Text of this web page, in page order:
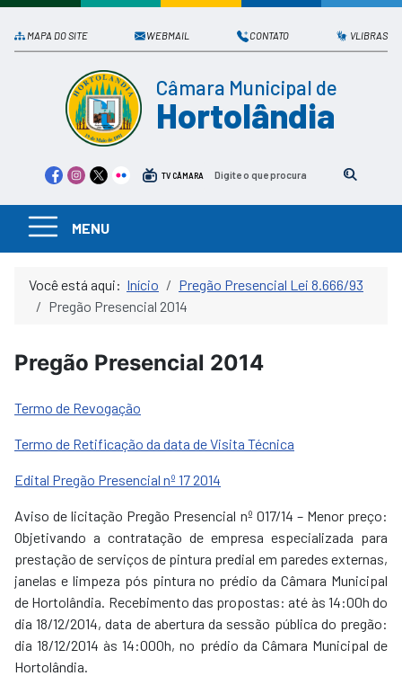
MAPA DO SITE WEBMAIL CONTATO VLIBRAS
Câmara Municipal de
Hortolândia
TV CÂMARA
MENU
Você está aqui: Início
Pregão Presencial Lei 8.666/93
Pregão Presencial 2014
Pregão Presencial 2014
Termo de Revogação
Termo de Retificação da data de Visita Técnica
Edital Pregão Presencial nº 17 2014
Aviso de licitação Pregão Presencial nº 017/14 – Menor preço:
Objetivando a contratação de empresa especializada para
prestação de serviços de pintura predial em paredes externas,
janelas e limpeza pós pintura no prédio da Câmara Municipal
de Hortolândia. Recebimento das propostas: até às 14:00h do
dia 18/12/2014, data de abertura da sessão pública do pregão:
dia 18/12/2014 às 14:000h, no prédio da Câmara Municipal de
Hortolândia.